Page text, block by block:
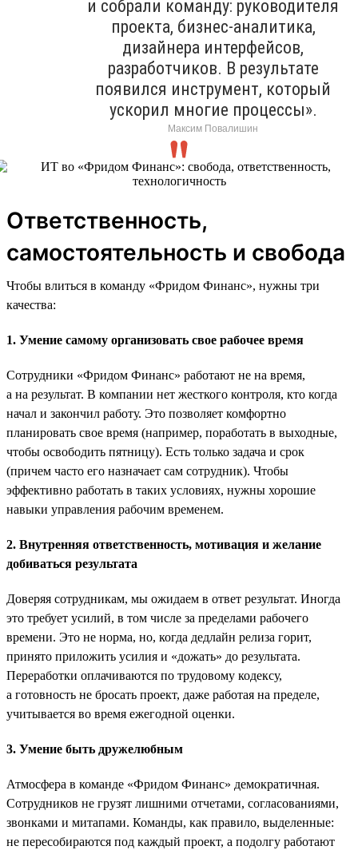
и собрали команду: руководителя
проекта, бизнес-аналитика,
дизайнера интерфейсов,
разработчиков. В результате
появился инструмент, который
ускорил многие процессы».
Максим Повалишин
Ответственность,
самостоятельность и свобода
Чтобы влиться в команду «Фридом Финанс», нужны три
качества:
1. Умение самому организовать свое рабочее время
Сотрудники «Фридом Финанс» работают не на время,
а на результат. В компании нет жесткого контроля, кто когда
начал и закончил работу. Это позволяет комфортно
планировать свое время (например, поработать в выходные,
чтобы освободить пятницу). Есть только задача и срок
(причем часто его назначает сам сотрудник). Чтобы
эффективно работать в таких условиях, нужны хорошие
навыки управления рабочим временем.
2. Внутренняя ответственность, мотивация и желание
добиваться результата
Доверяя сотрудникам, мы ожидаем в ответ результат. Иногда
это требует усилий, в том числе за пределами рабочего
времени. Это не норма, но, когда дедлайн релиза горит,
принято приложить усилия и «дожать» до результата.
Переработки оплачиваются по трудовому кодексу,
а готовность не бросать проект, даже работая на пределе,
учитывается во время ежегодной оценки.
3. Умение быть дружелюбным
Атмосфера в команде «Фридом Финанс» демократичная.
Сотрудников не грузят лишними отчетами, согласованиями,
звонками и митапами. Команды, как правило, выделенные:
не пересобираются под каждый проект, а подолгу работают